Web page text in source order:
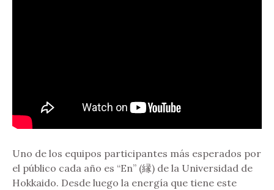
Uno de los equipos participantes más esperados por
el público cada año es “En” (縁) de la Universidad de
Hokkaido. Desde luego la energía que tiene este